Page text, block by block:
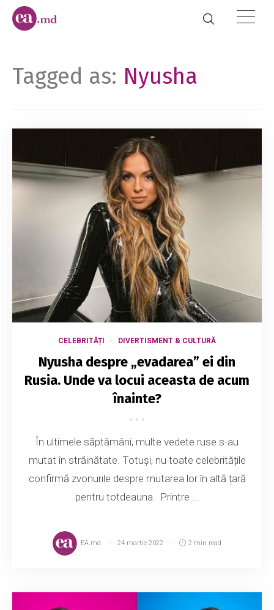
Tagged as: Nyusha
CELEBRITĂȚI DIVERTISMENT & CULTURĂ
Nyusha despre „evadarea” ei din
Rusia. Unde va locui aceasta de acum
înainte?
În ultimele săptămâni, multe vedete ruse s-au
mutat în străinătate. Totuși, nu toate celebritățile
confirmă zvonurile despre mutarea lor în altă țară
pentru totdeauna. Printre ...
EA.md 24 martie 2022 2 min read